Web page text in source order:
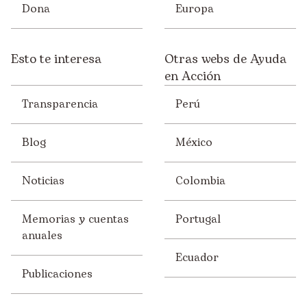
Dona Europa
Esto te interesa
Transparencia
Blog
Noticias
Memorias y cuentas
anuales
Publicaciones
Otras webs de Ayuda
en Acción
Perú
México
Colombia
Portugal
Ecuador